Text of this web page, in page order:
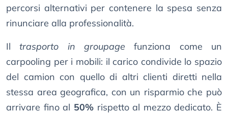
percorsi alternativi per contenere la spesa senza
rinunciare alla professionalità.
Iltrasporto in groupage funziona come un
carpooling per i mobili: il carico condivide lo spazio
del camion con quello di altri clienti diretti nella
stessa area geografica, con un risparmio che può
arrivare fino al 50%rispetto al mezzo dedicato. È